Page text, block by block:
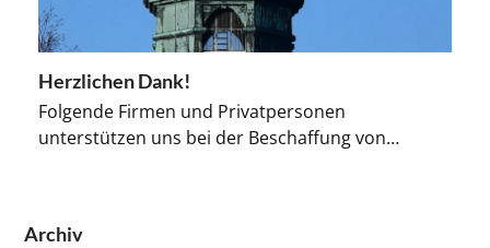
Herzlichen Dank!
Folgende Firmen und Privatpersonen
unterstützen uns bei der Beschaffung von…
Archiv